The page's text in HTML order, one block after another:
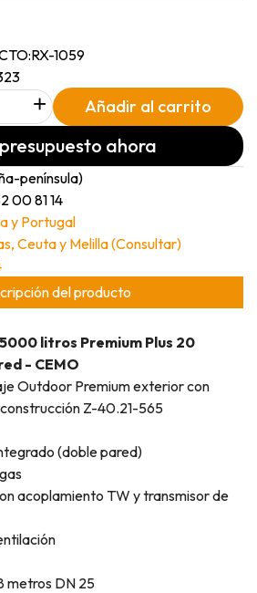
RX-1059
+ Añadir al carrito
ahora
península)
00 81 14
y Portugal
Ceuta y Melilla (Consultar)
del producto
litros Premium Plus 20
- CEMO
Outdoor Premium exterior con
Z-40.21-565
(doble pared)
acoplamiento TW y transmisor de
metros DN 25